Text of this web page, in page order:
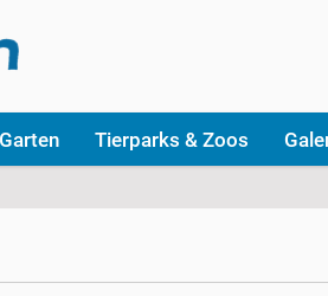
Tierparks & Zoos